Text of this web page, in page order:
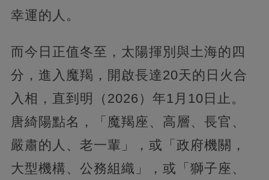
幸運的人。
而今日正值冬至，太陽揮別與土海的四
分，進入魔羯，開啟長達20天的日火合
入相，直到明（2026）年1月10日止。
唐綺陽點名，「魔羯座、高層、長官、
嚴肅的人、老一輩」，或「政府機關，
大型機構、公務組織」，或「獅子座、